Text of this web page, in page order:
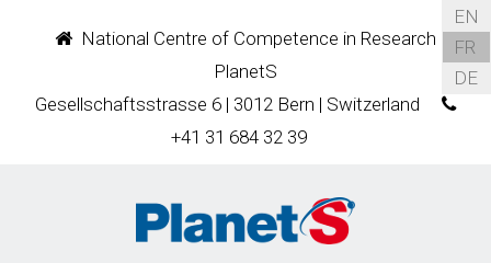
National Centre of Competence in Research
PlanetS
Gesellschaftsstrasse 6 | 3012 Bern | Switzerland
+41 31 684 32 39
EN
FR
DE